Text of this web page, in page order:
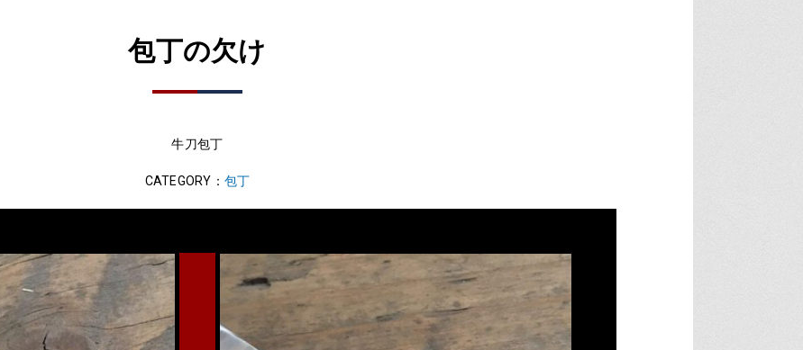
包丁の欠け
牛刀包丁
CATEGORY： 包丁